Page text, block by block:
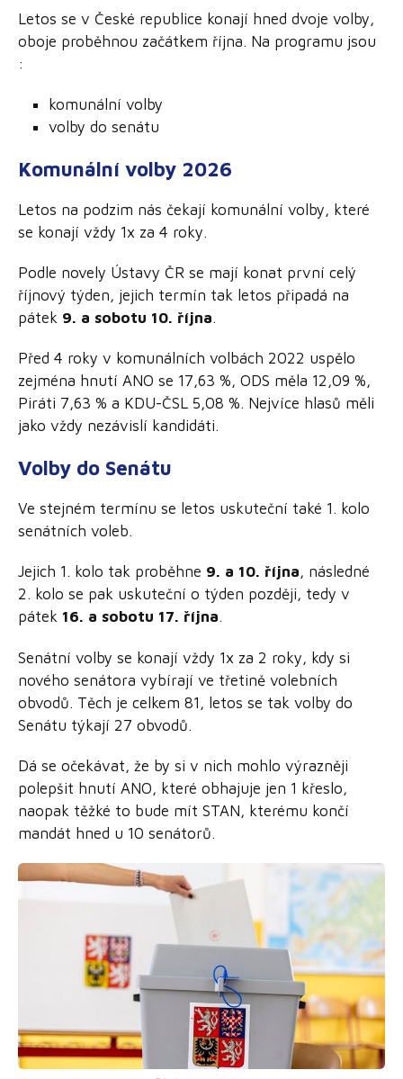
Letos se v České republice konají hned dvoje volby,
oboje proběhnou začátkem října. Na programu jsou
:
komunální volby
volby do senátu
Komunální volby 2026
Letos na podzim nás čekají komunální volby, které
se konají vždy 1x za 4 roky.
Podle novely Ústavy ČR se mají konat první celý
říjnový týden, jejich termín tak letos připadá na
pátek 9. a sobotu 10. října.
Před 4 roky v komunálních volbách 2022 uspělo
zejména hnutí ANO se 17,63 %, ODS měla 12,09 %,
Piráti 7,63 % a KDU-ČSL 5,08 %. Nejvíce hlasů měli
jako vždy nezávislí kandidáti.
Volby do Senátu
Ve stejném termínu se letos uskuteční také 1. kolo
senátních voleb.
Jejich 1. kolo tak proběhne 9. a 10. října, následné
2. kolo se pak uskuteční o týden později, tedy v
pátek 16. a sobotu 17. října.
Senátní volby se konají vždy 1x za 2 roky, kdy si
nového senátora vybírají ve třetině volebních
obvodů. Těch je celkem 81, letos se tak volby do
Senátu týkají 27 obvodů.
Dá se očekávat, že by si v nich mohlo výrazněji
polepšit hnutí ANO, které obhajuje jen 1 křeslo,
naopak těžké to bude mít STAN, kterému končí
mandát hned u 10 senátorů.